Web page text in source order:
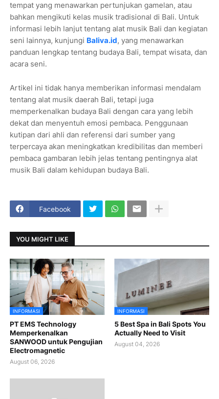
tempat yang menawarkan pertunjukan gamelan, atau
bahkan mengikuti kelas musik tradisional di Bali. Untuk
informasi lebih lanjut tentang alat musik Bali dan kegiatan
seni lainnya, kunjungi Baliva.id, yang menawarkan
panduan lengkap tentang budaya Bali, tempat wisata, dan
acara seni.
Artikel ini tidak hanya memberikan informasi mendalam
tentang alat musik daerah Bali, tetapi juga
memperkenalkan budaya Bali dengan cara yang lebih
dekat dan menyentuh emosi pembaca. Penggunaan
kutipan dari ahli dan referensi dari sumber yang
terpercaya akan meningkatkan kredibilitas dan memberi
pembaca gambaran lebih jelas tentang pentingnya alat
musik Bali dalam kehidupan budaya Bali.
Facebook
YOU MIGHT LIKE
INFORMASI
PT EMS Technology
Memperkenalkan
SANWOOD untuk Pengujian
Electromagnetic
August 06, 2026
INFORMASI
5 Best Spa in Bali Spots You
Actually Need to Visit
August 04, 2026